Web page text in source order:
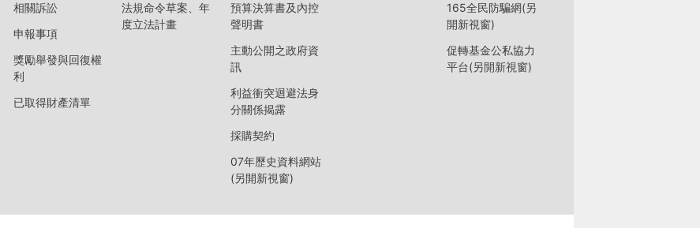
相關訴訟
申報事項
獎勵舉發與回復權
利
已取得財產清單
法規命令草案、年
度立法計畫
預算決算書及內控
聲明書
主動公開之政府資
訊
利益衝突迴避法身
分關係揭露
採購契約
07年歷史資料網站
(另開新視窗)
165全民防騙網(另
開新視窗)
促轉基金公私協力
平台(另開新視窗)